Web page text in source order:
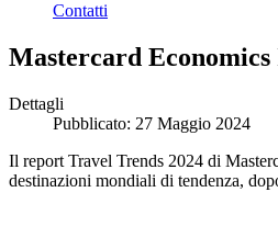
Contatti
Mastercard
Dettagli
Pubblicato: 27 Maggio 2024
Il report Travel Trends 2024 di
destinazioni mondiali di tendenza,